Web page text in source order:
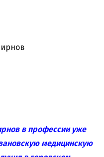
в профессии уже
медицинскую